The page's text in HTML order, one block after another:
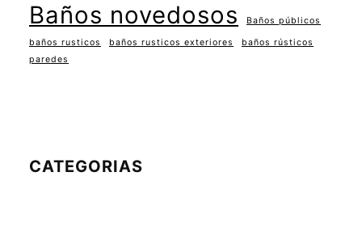
Baños novedosos Baños públicos
baños rusticos baños rusticos exteriores
baños rústicos
paredes
CATEGORIAS